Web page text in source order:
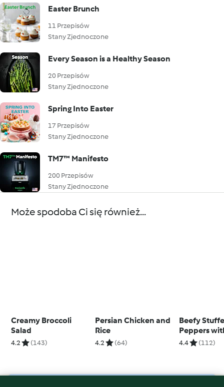
Easter Brunch
11 Przepisów
Stany Zjednoczone
Every Season is a Healthy Season
20 Przepisów
Stany Zjednoczone
Spring Into Easter
17 Przepisów
Stany Zjednoczone
TM7™ Manifesto
200 Przepisów
Stany Zjednoczone
Może spodoba Ci się również...
Creamy Broccoli
Salad
4.2 (143)
Persian Chicken and
Rice
4.2 (64)
Beefy
Peppers
Sauce
4.4 (112)